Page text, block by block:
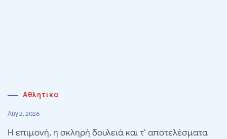
Αθλητικα
Αυγ 2, 2026
Η επιμονή, η σκληρή δουλειά και τ’ αποτελέσματα